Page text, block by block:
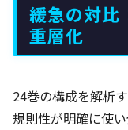
緩急の対比
重層化
24巻の構成を解析
規則性が明確に使